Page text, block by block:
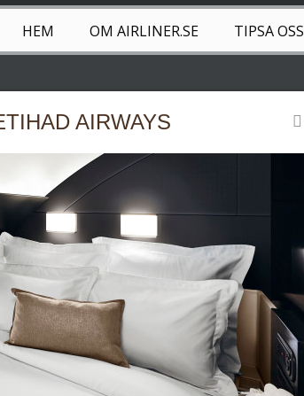
HEM OM AIRLINER.SE TIPSA OSS
AIRWAYS